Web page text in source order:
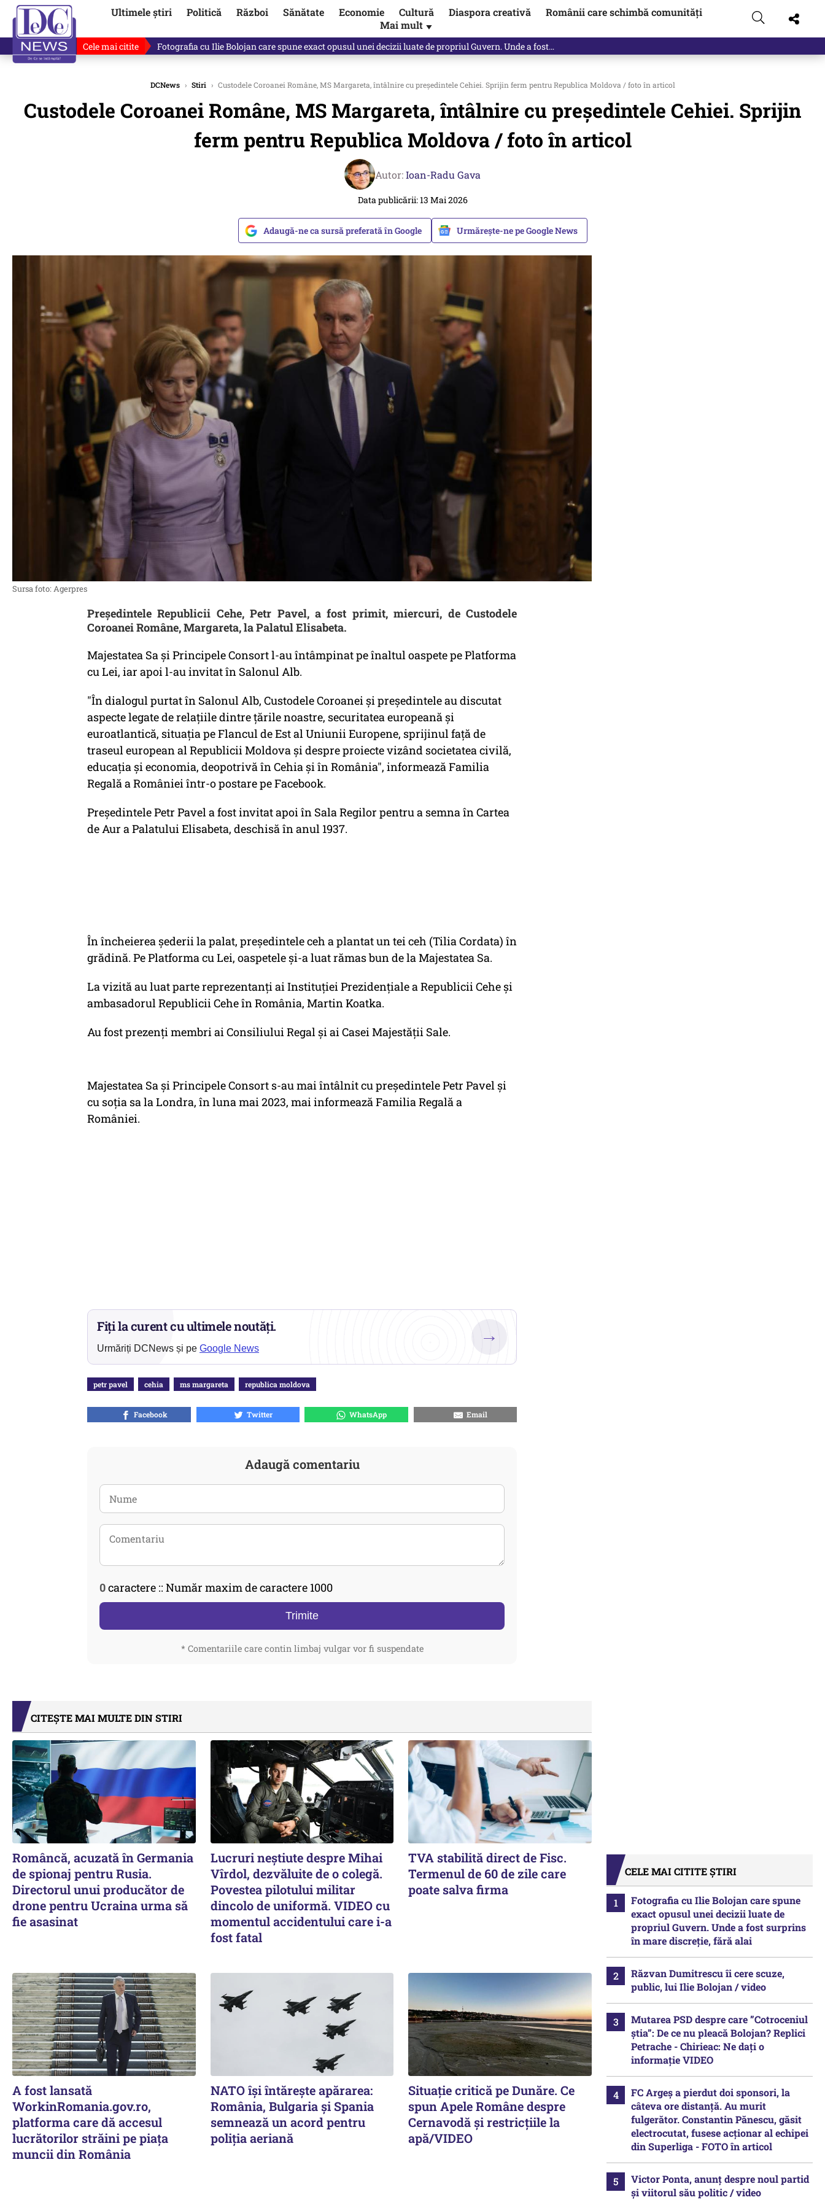
Ultimele știri Politică Război Sănătate Economie Cultură Diaspora creativă
Românii care schimbă comunități
Mai mult ▼
Cele mai citite Răzvan Dumitrescu îi cere scuze, public, lui Ilie Bolojan / video
DCNews › Stiri › Custodele Coroanei Române, MS Margareta, întâlnire cu președintele Cehiei. Sprijin ferm pentru Republica Moldova / foto în articol
Custodele Coroanei Române, MS Margareta, întâlnire cu președintele Cehiei. Sprijin
ferm pentru Republica Moldova / foto în articol
Autor:Ioan-Radu Gava
Data publicării: 13 Mai 2026
Adaugă-ne ca sursă preferată în Google Urmărește-ne pe Google News
Sursa foto: Agerpres
Preşedintele Republicii Cehe, Petr Pavel, a fost primit, miercuri, de Custodele
Coroanei Române, Margareta, la Palatul Elisabeta.
Majestatea Sa şi Principele Consort l-au întâmpinat pe înaltul oaspete pe Platforma
cu Lei, iar apoi l-au invitat în Salonul Alb.
"În dialogul purtat în Salonul Alb, Custodele Coroanei şi preşedintele au discutat
aspecte legate de relaţiile dintre ţările noastre, securitatea europeană şi
euroatlantică, situaţia pe Flancul de Est al Uniunii Europene, sprijinul faţă de
traseul european al Republicii Moldova şi despre proiecte vizând societatea civilă,
educaţia şi economia, deopotrivă în Cehia şi în România", informează Familia
Regală a României într-o postare pe Facebook.
Preşedintele Petr Pavel a fost invitat apoi în Sala Regilor pentru a semna în Cartea
de Aur a Palatului Elisabeta, deschisă în anul 1937.
În încheierea şederii la palat, preşedintele ceh a plantat un tei ceh (Tilia Cordata) în
grădină. Pe Platforma cu Lei, oaspetele şi-a luat rămas bun de la Majestatea Sa.
La vizită au luat parte reprezentanţi ai Instituţiei Prezidenţiale a Republicii Cehe şi
ambasadorul Republicii Cehe în România, Martin Koatka.
Au fost prezenţi membri ai Consiliului Regal şi ai Casei Majestăţii Sale.
Majestatea Sa şi Principele Consort s-au mai întâlnit cu preşedintele Petr Pavel şi
cu soţia sa la Londra, în luna mai 2023, mai informează Familia Regală a
României.
Fiți la curent cu ultimele noutăți.
Urmăriți DCNews și pe Google News
→
petr pavel cehia ms margareta republica moldova
Facebook Twitter WhatsApp Email
Adaugă comentariu
0caractere :: Număr maxim de caractere 1000
Trimite
* Comentariile care contin limbaj vulgar vor fi suspendate
CITEȘTE MAI MULTE DIN STIRI
Româncă, acuzată în Germania
de spionaj pentru Rusia.
Directorul unui producător de
drone pentru Ucraina urma să
fie asasinat
Lucruri neștiute despre Mihai
Vîrdol, dezvăluite de o colegă.
Povestea pilotului militar
dincolo de uniformă. VIDEO cu
momentul accidentului care i-a
fost fatal
TVA stabilită direct de Fisc.
Termenul de 60 de zile care
poate salva firma
A fost lansată
WorkinRomania.gov.ro,
platforma care dă accesul
lucrătorilor străini pe piața
muncii din România
NATO își întărește apărarea:
România, Bulgaria și Spania
semnează un acord pentru
poliția aeriană
Situație critică pe Dunăre. Ce
spun Apele Române despre
Cernavodă și restricțiile la
apă/VIDEO
CELE MAI CITITE ȘTIRI
Fotografia cu Ilie Bolojan care spune
exact opusul unei decizii luate de
propriul Guvern. Unde a fost surprins
în mare discreție, fără alai
Răzvan Dumitrescu îi cere scuze,
public, lui Ilie Bolojan / video
Mutarea PSD despre care ”Cotroceniul
știa”: De ce nu pleacă Bolojan? Replici
Petrache - Chirieac: Ne dați o
informație VIDEO
FC Argeș a pierdut doi sponsori, la
câteva ore distanță. Au murit
fulgerător. Constantin Pănescu, găsit
electrocutat, fusese acționar al echipei
din Superliga - FOTO în articol
Victor Ponta, anunț despre noul partid
și viitorul său politic / video